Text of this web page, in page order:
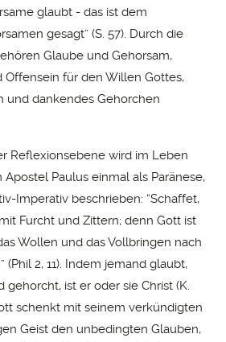
glaubt - das ist dem
gesagt” (S. 57). Durch die
Glaube und Gehorsam,
Offensein für den Willen Gottes,
und dankendes Gehorchen
Reflexionsebene wird im Leben
Paulus einmal als Paränese,
Imperativ beschrieben: “Schaffet,
Furcht und Zittern; denn Gott ist
Wollen und das Vollbringen nach
2, 11). Indem jemand glaubt,
ist er oder sie Christ (K.
schenkt mit seinem verkündigten
Geist den unbedingten Glauben,